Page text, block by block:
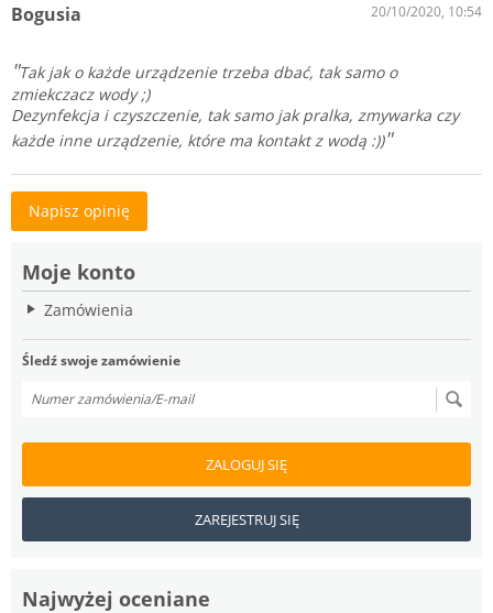
Moje konto
Zamówienia
Śledź swoje zamówienie
ZALOGUJ SIĘ
ZAREJESTRUJ SIĘ
Najwyżej oceniane
Bogusia 20/10/2020, 10:54
Tak jak o każde urządzenie trzeba dbać, tak samo o
zmiekczacz wody ;)
Dezynfekcja i czyszczenie, tak samo jak pralka, zmywarka czy
każde inne urządzenie, które ma kontakt z wodą :))
Napisz opinię